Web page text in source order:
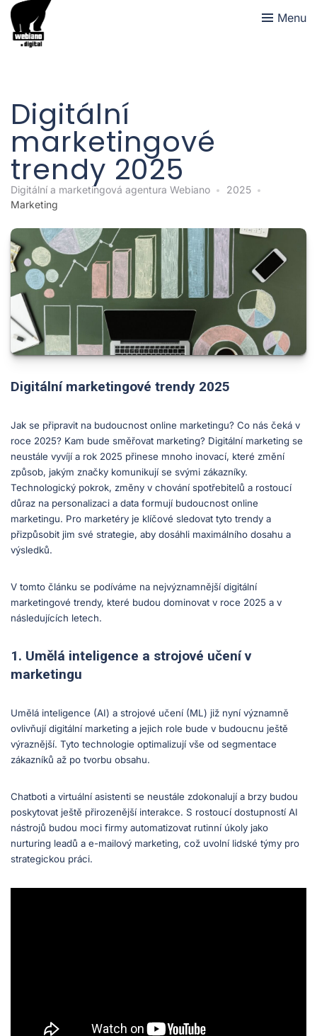
Menu
Digitální
marketingové
trendy 2025
Digitální a marketingová agentura Webiano
2025
Marketing
Digitální marketingové trendy 2025
Jak se připravit na budoucnost online marketingu? Co nás čeká v
roce 2025? Kam bude směřovat marketing? Digitální marketing se
neustále vyvíjí a rok 2025 přinese mnoho inovací, které změní
způsob, jakým značky komunikují se svými zákazníky.
Technologický pokrok, změny v chování spotřebitelů a rostoucí
důraz na personalizaci a data formují budoucnost online
marketingu. Pro marketéry je klíčové sledovat tyto trendy a
přizpůsobit jim své strategie, aby dosáhli maximálního dosahu a
výsledků.
V tomto článku se podíváme na nejvýznamnější digitální
marketingové trendy, které budou dominovat v roce 2025 a v
následujících letech.
1. Umělá inteligence a strojové učení v
marketingu
Umělá inteligence (AI) a strojové učení (ML) již nyní významně
ovlivňují digitální marketing a jejich role bude v budoucnu ještě
výraznější. Tyto technologie optimalizují vše od segmentace
zákazníků až po tvorbu obsahu.
Chatboti a virtuální asistenti se neustále zdokonalují a brzy budou
poskytovat ještě přirozenější interakce. S rostoucí dostupností AI
nástrojů budou moci firmy automatizovat rutinní úkoly jako
nurturing leadů a e-mailový marketing, což uvolní lidské týmy pro
strategickou práci.